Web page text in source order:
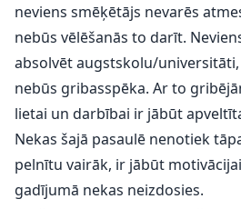
neviens smēķētājs nevarēs
nebūs vēlēšanās to darīt.
absolvēt augstskolu/
nebūs gribasspēka. Ar to
lietai un darbībai ir jābūt
Nekas šajā pasaulē nenotiek
pelnītu vairāk, ir jābūt
gadījumā nekas neizdosies.